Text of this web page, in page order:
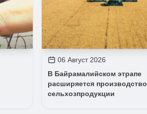
06 Август 2026
В Байрамалийском этрапе
расширяется производство
сельхозпродукции